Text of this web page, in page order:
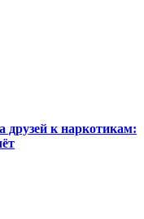
к наркотикам: